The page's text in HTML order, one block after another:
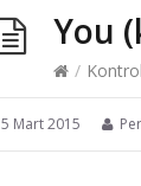
You
/
5 Mart 2015